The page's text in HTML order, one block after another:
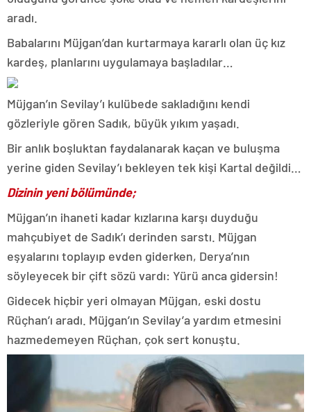
aradı.
Babalarını Müjgan’dan kurtarmaya kararlı olan üç kız
kardeş, planlarını uygulamaya başladılar…
Müjgan’ın Sevilay’ı kulübede sakladığını kendi
gözleriyle gören Sadık, büyük yıkım yaşadı.
Bir anlık boşluktan faydalanarak kaçan ve buluşma
yerine giden Sevilay’ı bekleyen tek kişi Kartal değildi…
Dizinin yeni bölümünde;
Müjgan’ın ihaneti kadar kızlarına karşı duyduğu
mahçubiyet de Sadık’ı derinden sarstı. Müjgan
eşyalarını toplayıp evden giderken, Derya’nın
söyleyecek bir çift sözü vardı: Yürü anca gidersin!
Gidecek hiçbir yeri olmayan Müjgan, eski dostu
Rüçhan’ı aradı. Müjgan’ın Sevilay’a yardım etmesini
hazmedemeyen Rüçhan, çok sert konuştu.